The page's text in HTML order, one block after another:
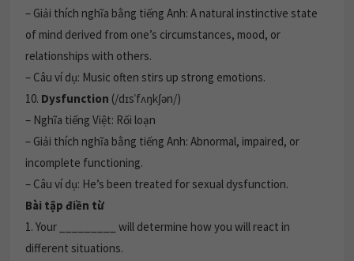
– Giải thích nghĩa bằng tiếng Anh: A natural instinctive state
of mind derived from one’s circumstances, mood, or
relationships with others.
– Câu ví dụ: Music often stirs up strong emotions.
10. Dysfunction (/dɪsˈfʌŋkʃən/)
– Nghĩa tiếng Việt: Rối loạn
– Giải thích nghĩa bằng tiếng Anh: Abnormal, impaired, or
incomplete functioning.
– Câu ví dụ: He’s been treated for sexual dysfunction.
Bài tập điền từ
1. Your _________ will determine how you will react in
different situations.